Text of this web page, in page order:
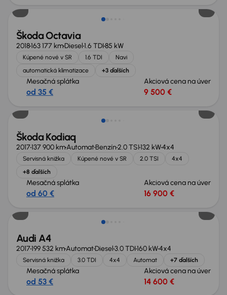
Škoda Octavia
2018163 177 kmDiesel1.6 TDI85 kW
Kúpené nové v SR 1.6 TDI
Navi
automatická klimatizace
+3 ďalších
Mesačná splátka
od 35 €
Akciová cena na úver
9 500 €
Škoda Kodiaq
2017137 900 kmAutomatBenzín2.0 TSI132 kW4x4
Servisná knižka Kúpené nové v SR 2.0 TSI
4x4
+8 ďalších
Mesačná splátka
od 60 €
Akciová cena na úver
16 900 €
Nové v ponuke
Audi A4
2017199 532 kmAutomatDiesel3.0 TDI160 kW4x4
Servisná knižka 3.0 TDI 4x4 Automat +7 ďalších
Mesačná splátka
od 53 €
Akciová cena na úver
14 600 €